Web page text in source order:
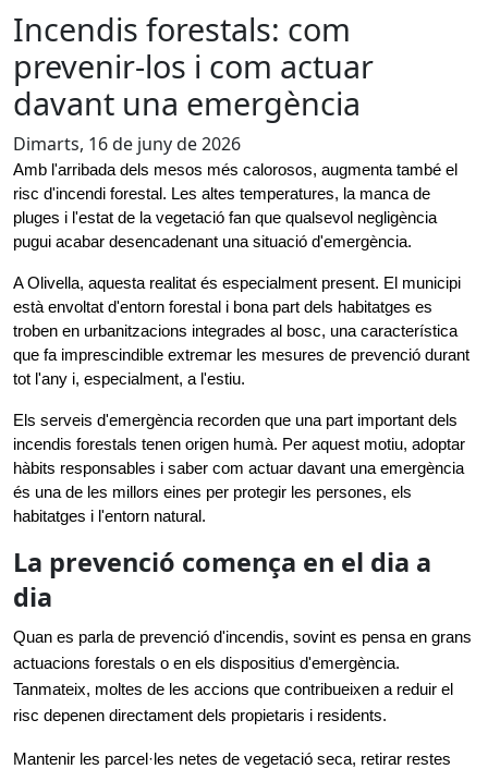
Incendis forestals: com
prevenir-los i com actuar
davant una emergència
Dimarts, 16 de juny de 2026
Amb l'arribada dels mesos més calorosos, augmenta també el
risc d'incendi forestal. Les altes temperatures, la manca de
pluges i l'estat de la vegetació fan que qualsevol negligència
pugui acabar desencadenant una situació d'emergència.
A Olivella, aquesta realitat és especialment present. El municipi
està envoltat d'entorn forestal i bona part dels habitatges es
troben en urbanitzacions integrades al bosc, una característica
que fa imprescindible extremar les mesures de prevenció durant
tot l'any i, especialment, a l'estiu.
Els serveis d'emergència recorden que una part important dels
incendis forestals tenen origen humà. Per aquest motiu, adoptar
hàbits responsables i saber com actuar davant una emergència
és una de les millors eines per protegir les persones, els
habitatges i l'entorn natural.
La prevenció comença en el dia a
dia
Quan es parla de prevenció d'incendis, sovint es pensa en grans
actuacions forestals o en els dispositius d'emergència.
Tanmateix, moltes de les accions que contribueixen a reduir el
risc depenen directament dels propietaris i residents.
Mantenir les parcel·les netes de vegetació seca, retirar restes